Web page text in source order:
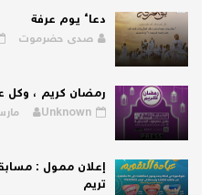
دعاء يوم عرفة
صدى حضرموت
رمضان كريم ، وكل عام
Unknown مارس 01, 2025
إعلان ممول : مسابقة
تريم